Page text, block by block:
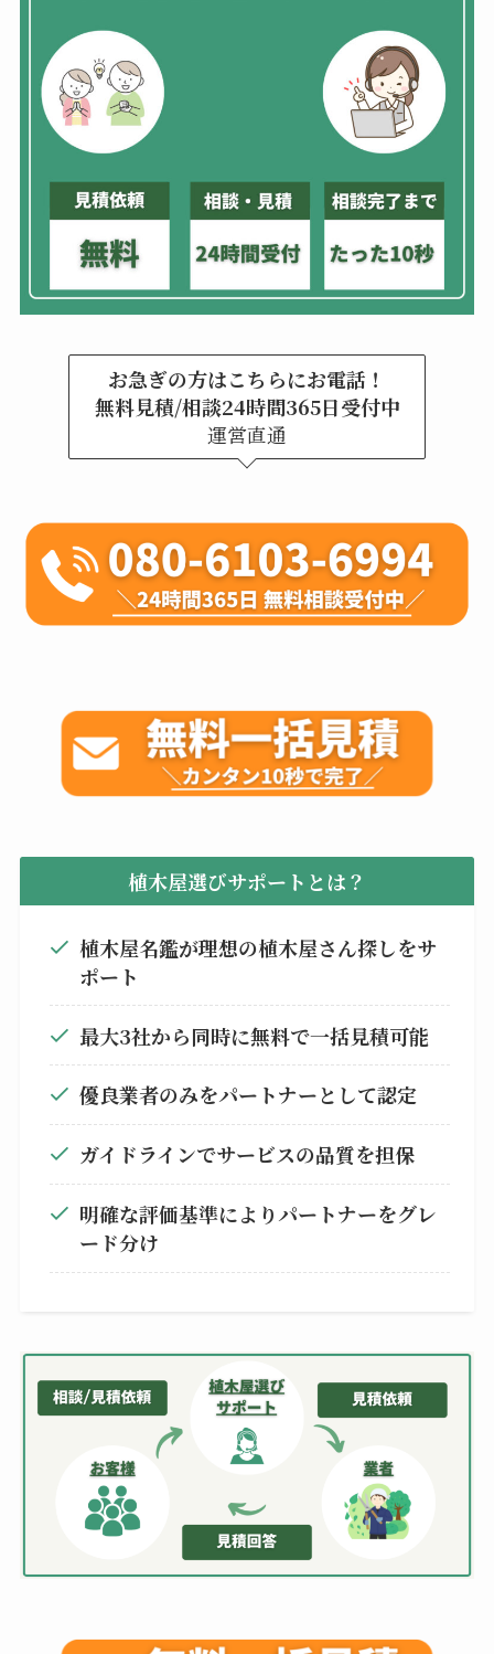
お急ぎの方はこちらにお電話！
無料見積/相談24時間365日受付中
運営直通
植木屋選びサポートとは？
植木屋名鑑が理想の植木屋さん探しをサ
ポート
最大3社から同時に無料で一括見積可能
優良業者のみをパートナーとして認定
ガイドラインでサービスの品質を担保
明確な評価基準によりパートナーをグレ
ード分け